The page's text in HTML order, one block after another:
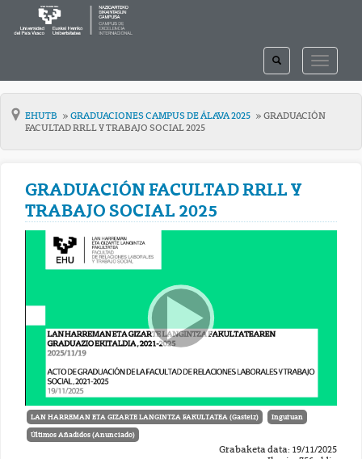
TOGGLE
TOGGLE
SEARCH
EHUTB GRADUACIONES CAMPUS DE ÁLAVA 2025
GRADUACIÓN
FACULTAD RRLL Y TRABAJO SOCIAL 2025
GRADUACIÓN FACULTAD RRLL Y
TRABAJO SOCIAL 2025
LAN HARREMAN ETA GIZARTE LANGINTZA FAKULTATEA (Gasteiz) Inguruan
Últimos Añadidos (Anunciado)
Grabaketa data: 19/11/2025